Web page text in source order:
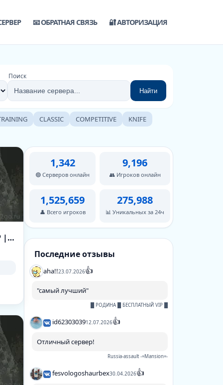
📧 ОБРАТНАЯ СВЯЗЬ 🔐 АВТОРИЗАЦИЯ
Поиск
Найти
CLASSIC COMPETITIVE KNIFE
Москва | v93 | КОЛИЗЕЙ | Dust II | Free VIP | tickrate 100
1,342
🟢 Серверов онлайн
9,196
👥 Игроков онлайн
1,525,659
👤 Всего игроков
275,988
📊 Уникальных за 24ч
Последние отзывы
aha!!23.07.2026👍
"самый лучший"
█ РОДИНА █ БЕСПЛАТНЫЙ VIP █
id6230303912.07.2026👍
Отличный сервер!
Russia-assault -=Mansion=-
fesvologoshaurbex30.04.2026👍